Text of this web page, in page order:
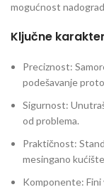
mogućnost
Ključne
Preciznost:
podešavanje
Sigurnost:
od problema.
Praktičnost:
mesingano
Komponente: